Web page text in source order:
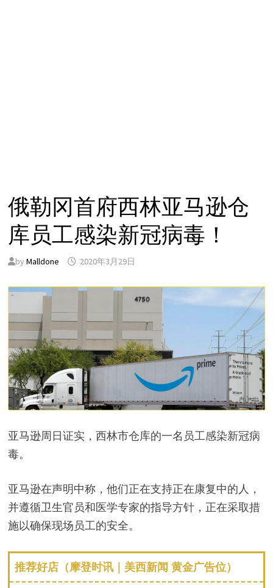
俄勒冈首府西林亚马逊仓
库员工感染新冠病毒！
by Malldone 2020年3月29日
亚马逊周日证实，西林市仓库的一名员工感染新冠病
毒。
亚马逊在声明中称，他们正在支持正在康复中的人，
并遵循卫生官员和医学专家的指导方针，正在采取措
施以确保现场员工的安全。
推荐好店（摩登时讯｜美西新闻 黄金广告位）